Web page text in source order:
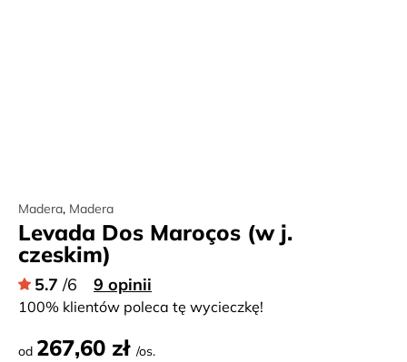
Madera, Madera
Levada Dos Maroços (w j.
czeskim)
5.7 /6 9 opinii
100% klientów poleca tę wycieczkę!
od 267,60 zł /os.